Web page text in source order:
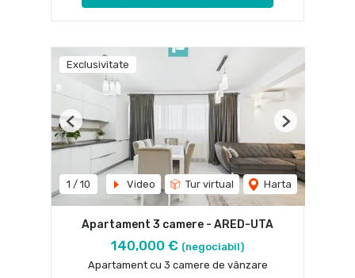
Exclusivitate
1 / 10 Video Tur virtual Harta
Previous Next
Apartament 3 camere - ARED-UTA
140,000 € (negociabil)
Apartament cu 3 camere de vânzare